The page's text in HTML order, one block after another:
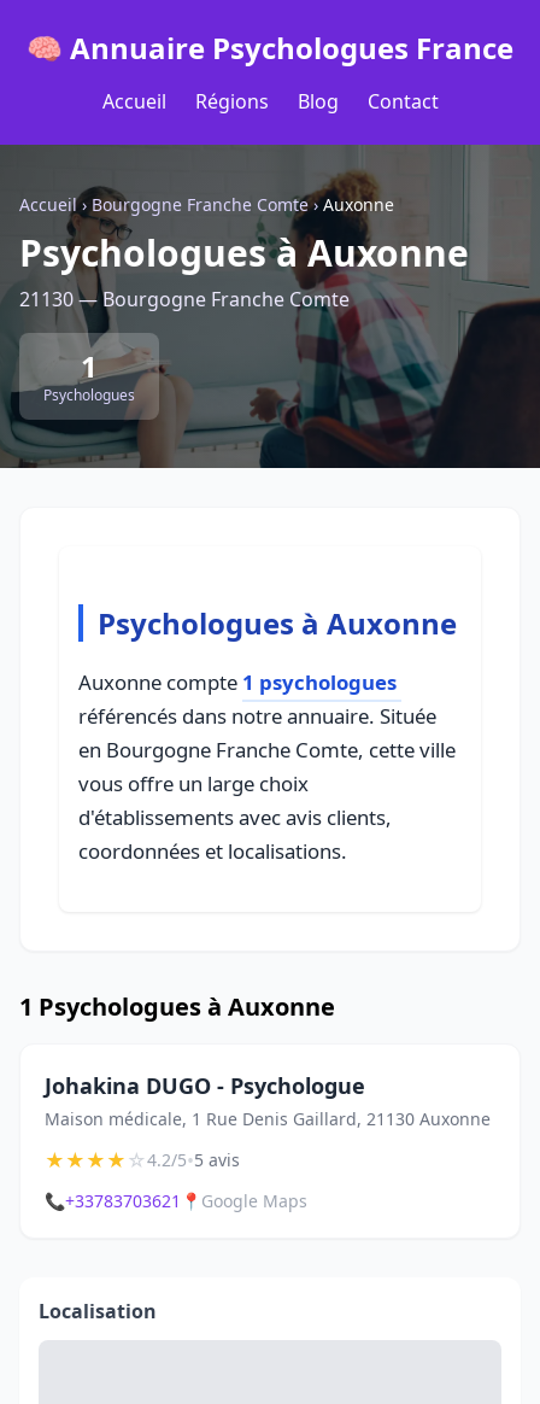
🧠 Annuaire Psychologues France
Accueil Régions Blog Contact
Accueil› Bourgogne Franche Comte›Auxonne
Psychologues à Auxonne
21130 — Bourgogne Franche Comte
1
Psychologues
Psychologues à Auxonne
Auxonne compte 1 psychologues
référencés dans notre annuaire. Située
en Bourgogne Franche Comte, cette ville
vous offre un large choix
d'établissements avec avis clients,
coordonnées et localisations.
1 Psychologues à Auxonne
Johakina DUGO - Psychologue
Maison médicale, 1 Rue Denis Gaillard, 21130 Auxonne
★★★★☆4.2/5•5 avis
📞+33783703621 📍 Google Maps
Localisation